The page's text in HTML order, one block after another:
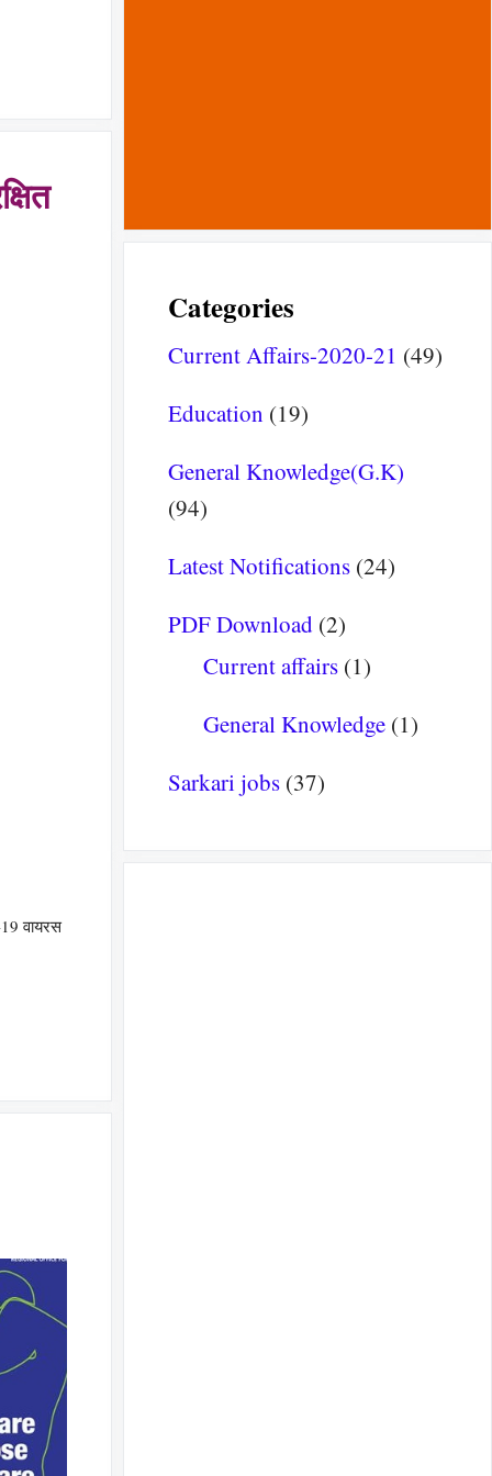
वायरस
Categories
Current Affairs-2020-21 (49)
Education (19)
General Knowledge(G.K)
(94)
Latest Notifications (24)
PDF Download (2)
Current affairs(1)
General Knowledge(1)
Sarkari jobs (37)